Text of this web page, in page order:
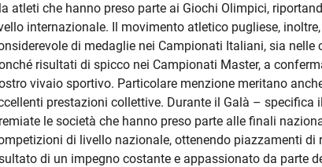
atleti che hanno preso parte ai Giochi Olimpici,
internazionale. Il movimento atletico pugliese,
di medaglie nei Campionati Italiani, sia nelle
risultati di spicco nei Campionati Master, a
vivaio sportivo. Particolare menzione meritano
prestazioni collettive. Durante il Galà – specifica
le società che hanno preso parte alle finali
di livello nazionale, ottenendo piazzamenti di
di un impegno costante e appassionato da parte